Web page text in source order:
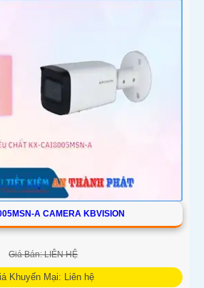
A CAMERA KBVISION
Giá Bán: LIÊN HỆ
Khuyến Mại: Liên hệ